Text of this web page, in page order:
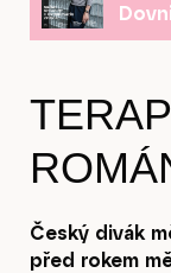
Český divák
před rokem